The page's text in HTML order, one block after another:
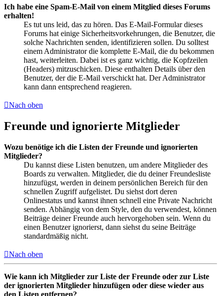
Ich habe eine Spam-E-Mail von einem Mitglied dieses Forums
erhalten!
Es tut uns leid, das zu hören. Das E-Mail-Formular dieses
Forums hat einige Sicherheitsvorkehrungen, die Benutzer, die
solche Nachrichten senden, identifizieren sollen. Du solltest
einem Administrator die komplette E-Mail, die du bekommen
hast, weiterleiten. Dabei ist es ganz wichtig, die Kopfzeilen
(Headers) mitzuschicken. Diese enthalten Details über den
Benutzer, der die E-Mail verschickt hat. Der Administrator
kann dann entsprechend reagieren.
Nach oben
Freunde und ignorierte Mitglieder
Wozu benötige ich die Listen der Freunde und ignorierten
Mitglieder?
Du kannst diese Listen benutzen, um andere Mitglieder des
Boards zu verwalten. Mitglieder, die du deiner Freundesliste
hinzufügst, werden in deinem persönlichen Bereich für den
schnellen Zugriff aufgelistet. Du siehst dort deren
Onlinestatus und kannst ihnen schnell eine Private Nachricht
senden. Abhängig von dem Style, den du verwendest, können
Beiträge deiner Freunde auch hervorgehoben sein. Wenn du
einen Benutzer ignorierst, dann siehst du seine Beiträge
standardmäßig nicht.
Nach oben
Wie kann ich Mitglieder zur Liste der Freunde oder zur Liste
der ignorierten Mitglieder hinzufügen oder diese wieder aus